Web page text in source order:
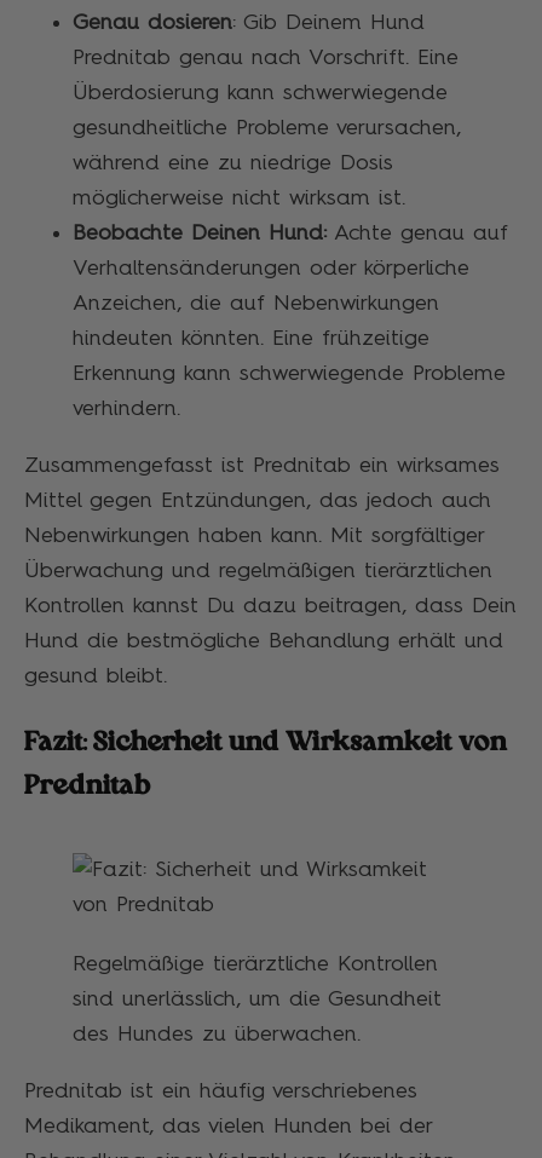
Genau dosieren: Gib Deinem Hund
Prednitab genau nach Vorschrift. Eine
Überdosierung kann schwerwiegende
gesundheitliche Probleme verursachen,
während eine zu niedrige Dosis
möglicherweise nicht wirksam ist.
Beobachte Deinen Hund: Achte genau auf
Verhaltensänderungen oder körperliche
Anzeichen, die auf Nebenwirkungen
hindeuten könnten. Eine frühzeitige
Erkennung kann schwerwiegende Probleme
verhindern.
Zusammengefasst ist Prednitab ein wirksames
Mittel gegen Entzündungen, das jedoch auch
Nebenwirkungen haben kann. Mit sorgfältiger
Überwachung und regelmäßigen tierärztlichen
Kontrollen kannst Du dazu beitragen, dass Dein
Hund die bestmögliche Behandlung erhält und
gesund bleibt.
Fazit: Sicherheit und Wirksamkeit von
Prednitab
Regelmäßige tierärztliche Kontrollen
sind unerlässlich, um die Gesundheit
des Hundes zu überwachen.
Prednitab ist ein häufig verschriebenes
Medikament, das vielen Hunden bei der